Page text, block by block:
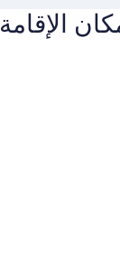
الإقامة